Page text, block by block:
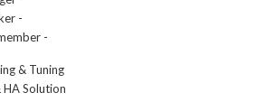
-
-
& Tuning
Solution